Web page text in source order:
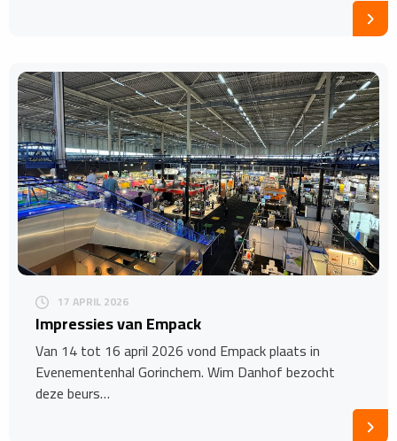
17 APRIL 2026
Impressies van Empack
Van 14 tot 16 april 2026 vond Empack plaats in
Evenementenhal Gorinchem. Wim Danhof bezocht
deze beurs…